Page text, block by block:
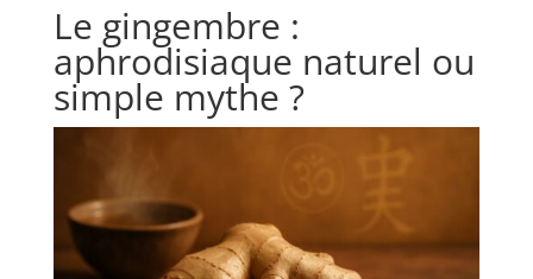
Le gingembre :
aphrodisiaque naturel ou
simple mythe ?